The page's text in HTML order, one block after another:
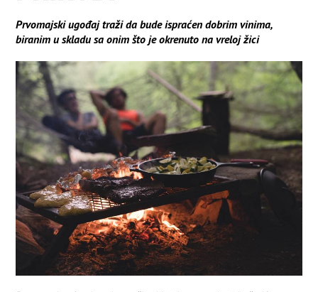
Prvomajski ugođaj traži da bude ispraćen dobrim vinima,
biranim u skladu sa onim što je okrenuto na vreloj žici